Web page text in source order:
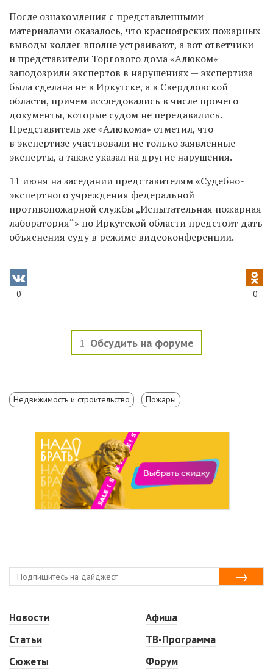
После ознакомления с представленными
материалами оказалось, что красноярских пожарных
выводы коллег вполне устраивают, а вот ответчики
и представители Торгового дома «Алюком»
заподозрили экспертов в нарушениях — экспертиза
была сделана не в Иркутске, а в Свердловской
области, причем исследовались в числе прочего
документы, которые судом не передавались.
Представитель же «Алюкома» отметил, что
в экспертизе участвовали не только заявленные
эксперты, а также указал на другие нарушения.
11 июня на заседании представителям «Судебно-
экспертного учреждения федеральной
противопожарной службы „Испытательная пожарная
лаборатория“» по Иркутской области предстоит дать
объяснения суду в режиме видеоконференции.
0 0
1 Обсудить на форуме
Недвижимость и строительство Пожары
Новости
Статьи
Сюжеты
Афиша
ТВ-Программа
Форум